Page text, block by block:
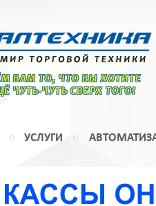
ВАМ ТО, ЧТО ВЫ ХОТИТЕ
ЧУТЬ-ЧУТЬ СВЕРХ ТОГО!
УСЛУГИ